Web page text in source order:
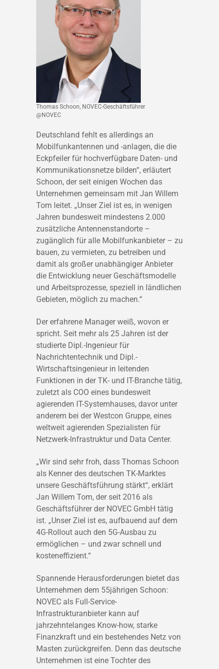
Thomas Schoon, NOVEC-Geschäftsführer
@NOVEC
Deutschland fehlt es allerdings an
Mobilfunkantennen und -anlagen, die die
Eckpfeiler für hochverfügbare Daten- und
Kommunikationsnetze bilden“, erläutert
Schoon, der seit einigen Wochen das
Unternehmen gemeinsam mit Jan Willem
Tom leitet. „Unser Ziel ist es, in wenigen
Jahren bundesweit mindestens 2.000
zusätzliche Antennenstandorte –
zugänglich für alle Mobilfunkanbieter – zu
bauen, zu vermieten, zu betreiben und
damit als großer unabhängiger Anbieter
die Entwicklung neuer Geschäftsmodelle
und Arbeitsprozesse, speziell in ländlichen
Gebieten, möglich zu machen.“
Der erfahrene Manager weiß, wovon er
spricht. Seit mehr als 25 Jahren ist der
studierte Dipl.-Ingenieur für
Nachrichtentechnik und Dipl.-
Wirtschaftsingenieur in leitenden
Funktionen in der TK- und IT-Branche tätig,
zuletzt als COO eines bundesweit
agierenden IT-Systemhauses, davor unter
anderem bei der Westcon Gruppe, eines
weltweit agierenden Spezialisten für
Netzwerk-Infrastruktur und Data Center.
„Wir sind sehr froh, dass Thomas Schoon
als Kenner des deutschen TK-Marktes
unsere Geschäftsführung stärkt“, erklärt
Jan Willem Tom, der seit 2016 als
Geschäftsführer der NOVEC GmbH tätig
ist. „Unser Ziel ist es, aufbauend auf dem
4G-Rollout auch den 5G-Ausbau zu
ermöglichen – und zwar schnell und
kosteneffizient.“
Spannende Herausforderungen bietet das
Unternehmen dem 55jährigen Schoon:
NOVEC als Full-Service-
Infrastrukturanbieter kann auf
jahrzehntelanges Know-how, starke
Finanzkraft und ein bestehendes Netz von
Masten zurückgreifen. Denn das deutsche
Unternehmen ist eine Tochter des